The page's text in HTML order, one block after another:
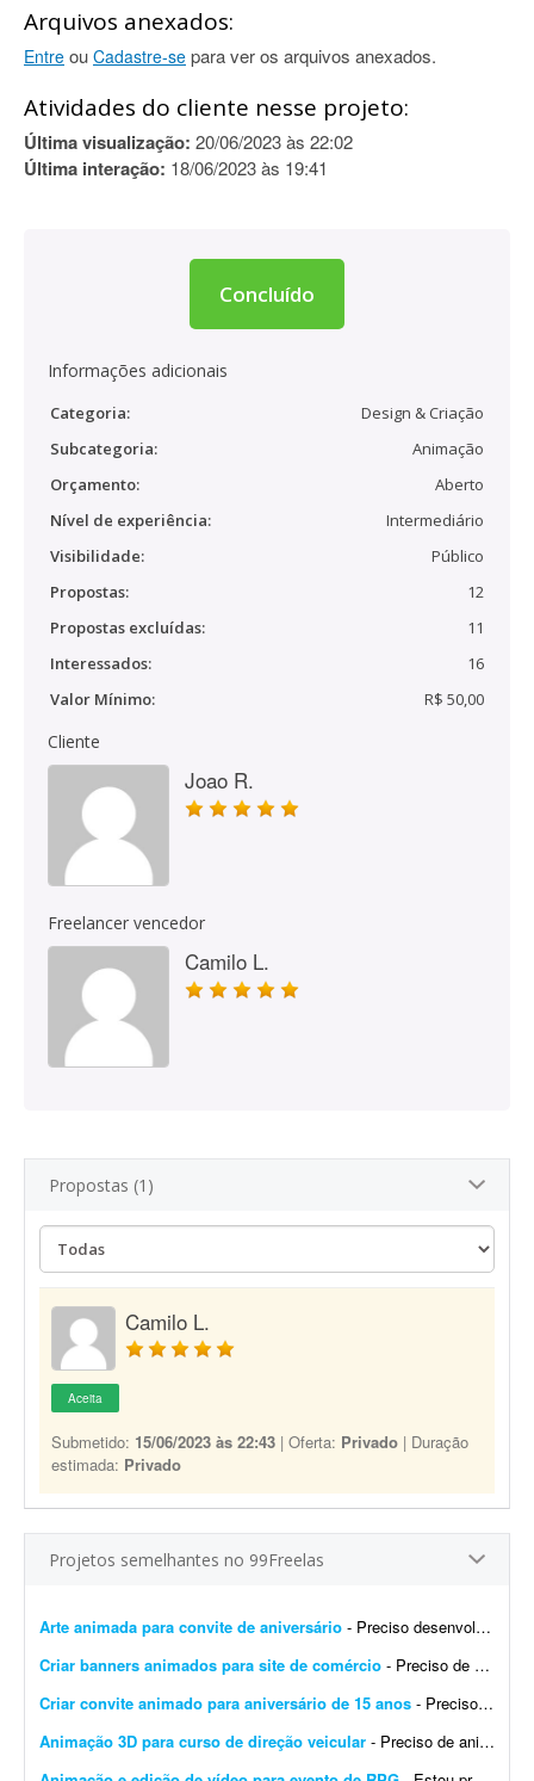
Arquivos anexados:
Entre ou Cadastre-se para ver os arquivos anexados.
Atividades do cliente nesse projeto:
Última visualização: 20/06/2023 às 22:02
Última interação: 18/06/2023 às 19:41
Concluído
Informações adicionais
Categoria:
Design & Criação
Subcategoria:
Animação
Orçamento:
Aberto
Nível de experiência:
Intermediário
Visibilidade:
Público
Propostas:
12
Propostas excluídas:
11
Interessados:
16
Valor Mínimo:
R$ 50,00
Cliente
Joao R.
Freelancer vencedor
Camilo L.
Propostas (1)
Camilo L.
Aceita
Submetido: 15/06/2023 às 22:43 | Oferta: Privado | Duração
estimada: Privado
Projetos semelhantes no 99Freelas
Arte animada para convite de aniversário - Preciso desenvolver uma arte animada para convite de aniversário. Já tenho o logotipo e toda a identidade visual. Preciso inserir o tema musical, fotos e botões no final do v&...
Criar banners animados para site de comércio - Preciso de um profissional para criar banners animados para o meu site de comércio: www.ikariacomercio.com.br. Os banners serão utilizados no site para divulgar produtos, ofertas e c...
Criar convite animado para aniversário de 15 anos - Preciso do material até amanhã às 12h. As inspirações são as seguintes: - https://vt.tiktok.com/ZS49N9UdG/ - https://vt.tiktok.com/ZS49NsGdu/ - https://vt...
Animação 3D para curso de direção veicular - Preciso de animações 3D (vídeos-modelo) para um curso de direção veicular (câmbio manual), realizadas em Unreal Engine com MetaHuman. Os vídeos mostr...